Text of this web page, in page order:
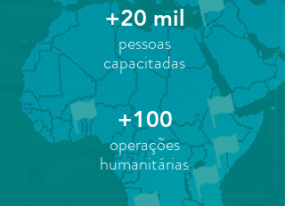
+20 mil
pessoas
capacitadas
+100
operações
humanitárias